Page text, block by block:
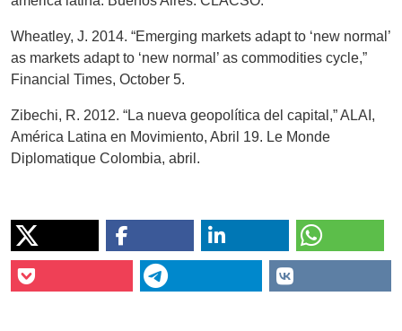
Wheatley, J. 2014. “Emerging markets adapt to ‘new normal’
as markets adapt to ‘new normal’ as commodities cycle,”
Financial Times, October 5.
Zibechi, R. 2012. “La nueva geopolítica del capital,” ALAI,
América Latina en Movimiento, Abril 19. Le Monde
Diplomatique Colombia, abril.